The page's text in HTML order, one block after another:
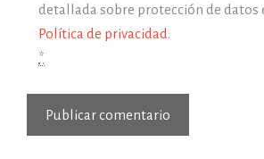
detallada sobre protección de datos
Política de privacidad .
*